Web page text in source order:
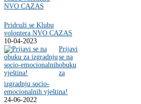
Pridruži se Klubu
volontera NVO CAZAS
10-04-2023
Prijavi
se na
obuku
za
izgradnju socio-
emocionalnih vještina!
24-06-2022